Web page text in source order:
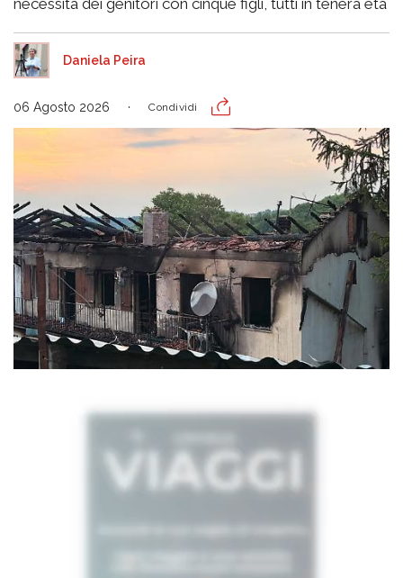
necessità dei genitori con cinque figli, tutti in tenera età
Daniela Peira
06 Agosto 2026 Condividi